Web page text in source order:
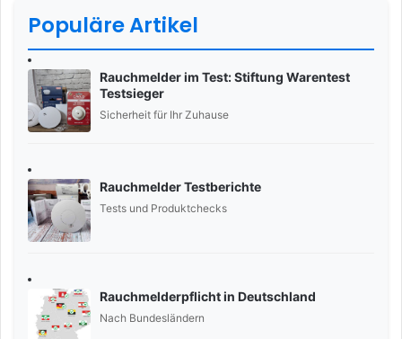
Populäre Artikel
Rauchmelder im Test: Stiftung Warentest
Testsieger
Sicherheit für Ihr Zuhause
Rauchmelder Testberichte
Tests und Produktchecks
Rauchmelderpflicht in Deutschland
Nach Bundesländern